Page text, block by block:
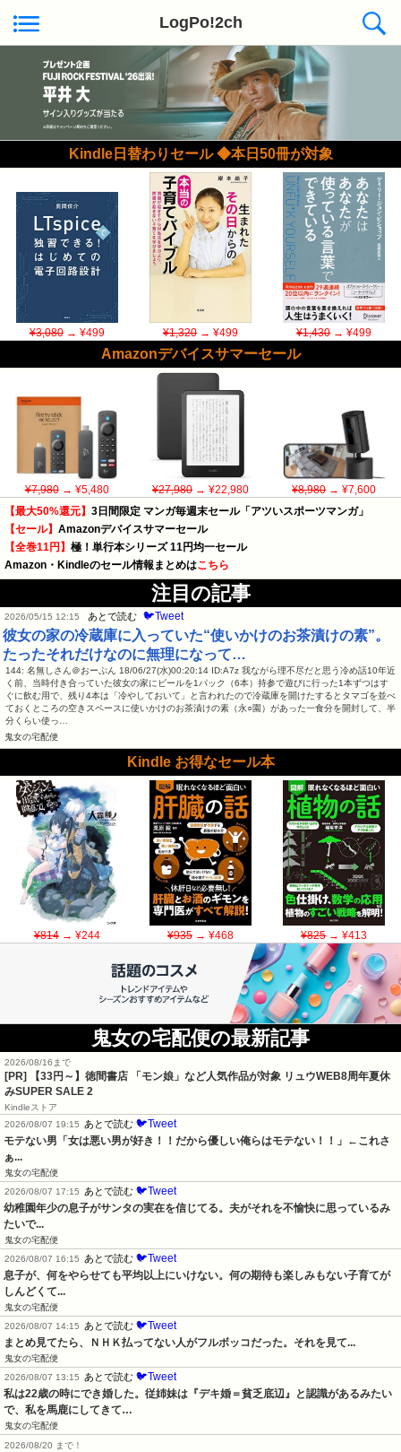
LogPo!2ch
Kindle日替わりセール ◆本日50冊が対象
¥3,080→ ¥499 ¥1,320→ ¥499 ¥1,430→ ¥499
Amazonデバイスサマーセール
¥7,980→ ¥5,480 ¥27,980→ ¥22,980 ¥8,980→ ¥7,600
【最大50%還元】 3日間限定 マンガ毎週末セール「アツいスポーツマンガ」
【セール】 Amazonデバイスサマーセール
【全巻11円】 極！単行本シリーズ 11円均一セール
Amazon・Kindleのセール情報まとめはこちら
注目の記事
2026/05/15 12:15 あとで読む 🐦Tweet
彼女の家の冷蔵庫に入っていた“使いかけのお茶漬けの素”。
たったそれだけなのに無理になって…
144: 名無しさん＠おーぷん 18/06/27(水)00:20:14 ID:A7z 我ながら理不尽だと思う冷め話10年近
く前、当時付き合っていた彼女の家にビールを1パック（6本）持参で遊びに行った1本ずつはす
ぐに飲む用で、残り4本は「冷やしておいて」と言われたので冷蔵庫を開けたするとタマゴを並べ
ておくところの空きスペースに使いかけのお茶漬けの素（永○園）があった一食分を開封して、半
分くらい使っ…
鬼女の宅配便
Kindle お得なセール本
¥814→ ¥244 ¥935→ ¥468 ¥825→ ¥413
鬼女の宅配便の最新記事
2026/08/16まで
[PR]
【33円～】徳間書店 「モン娘」など人気作品が対象 リュウWEB8周年夏休
みSUPER SALE 2
Kindleストア
2026/08/07 19:15
あとで読む 🐦Tweet
モテない男「女は悪い男が好き！！だから優しい俺らはモテない！！」←これさ
ぁ...
鬼女の宅配便
2026/08/07 17:15
あとで読む 🐦Tweet
幼稚園年少の息子がサンタの実在を信じてる。夫がそれを不愉快に思っているみ
たいで...
鬼女の宅配便
2026/08/07 16:15
あとで読む 🐦Tweet
息子が、何をやらせても平均以上にいけない。何の期待も楽しみもない子育てが
しんどくて...
鬼女の宅配便
2026/08/07 14:15
あとで読む 🐦Tweet
まとめ見てたら、ＮＨＫ払ってない人がフルボッコだった。それを見て...
鬼女の宅配便
2026/08/07 13:15
あとで読む 🐦Tweet
私は22歳の時にでき婚した。従姉妹は『デキ婚＝貧乏底辺』と認識があるみたい
で、私を馬鹿にしてきて…
鬼女の宅配便
2026/08/20 まで！